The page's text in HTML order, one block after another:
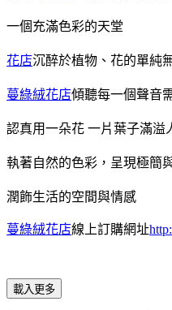
一個充滿色彩的天堂
花店沉醉於植物、花的單純
蔓綠絨花店傾聽每一個聲音
認真用一朵花 一片葉子滿溢
執著自然的色彩，呈現極簡
潤飾生活的空間與情感
蔓綠絨花店線上訂購網址
載入更多